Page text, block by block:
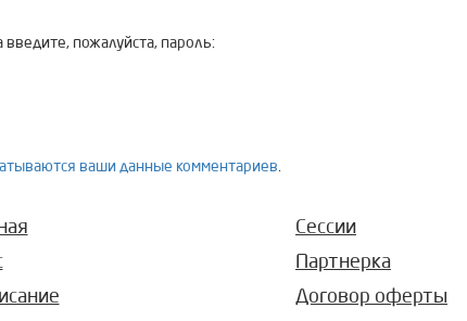
пожалуйста, пароль:
ваши данные комментариев.
Сессии
Партнерка
Договор оферты